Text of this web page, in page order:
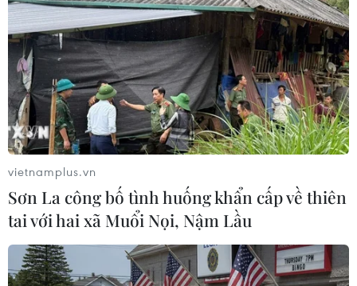
TIN LIÊN QUAN
vietnamplus.vn
Sơn La công bố tình huống khẩn cấp về thiên
tai với hai xã Muổi Nọi, Nậm Lầu